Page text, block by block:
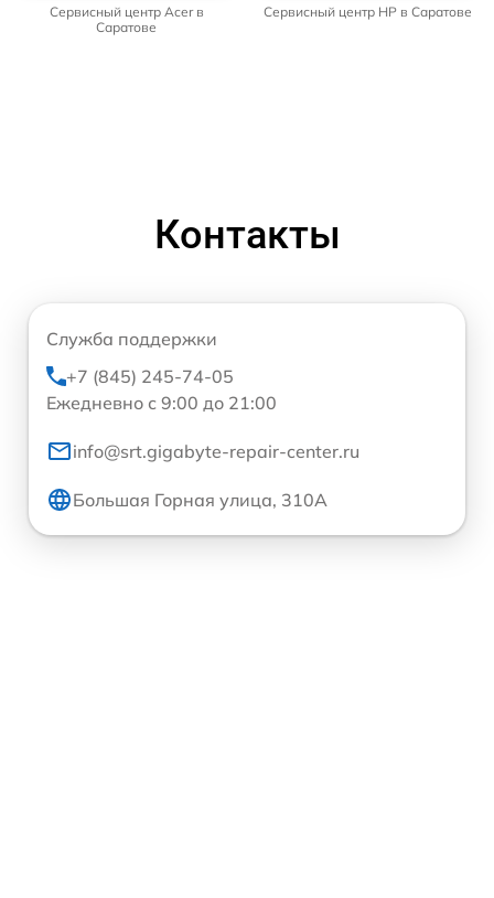
Сервисный центр Acer в
Саратове
Сервисный центр HP в Саратове
Контакты
Служба поддержки
+7 (845) 245-74-05
Ежедневно с 9:00 до 21:00
info@srt.gigabyte-repair-center.ru
Большая Горная улица, 310А